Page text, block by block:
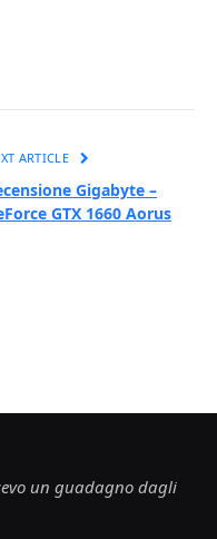
ARTICLE
Gigabyte –
GTX 1660 Aorus
un guadagno dagli